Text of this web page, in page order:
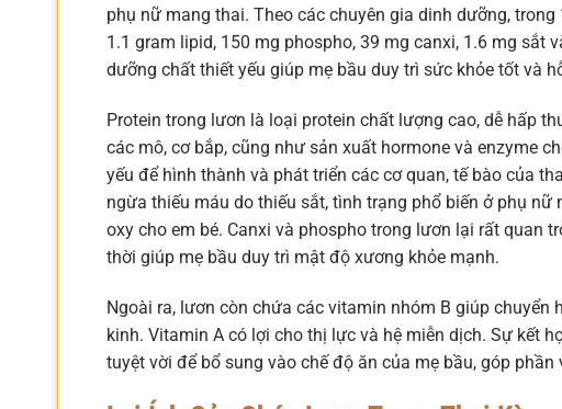
phụ nữ mang thai. Theo các chuyên gia dinh dưỡng,
1.1 gram lipid, 150 mg phospho, 39 mg canxi, 1.6 mg sắt
dưỡng chất thiết yếu giúp mẹ bầu duy trì sức khỏe tốt và
Protein trong lươn là loại protein chất lượng cao, dễ hấp
các mô, cơ bắp, cũng như sản xuất hormone và enzyme
yếu để hình thành và phát triển các cơ quan, tế bào của
ngừa thiếu máu do thiếu sắt, tình trạng phổ biến ở phụ
oxy cho em bé. Canxi và phospho trong lươn lại rất quan
thời giúp mẹ bầu duy trì mật độ xương khỏe mạnh.
Ngoài ra, lươn còn chứa các vitamin nhóm B giúp
kinh. Vitamin A có lợi cho thị lực và hệ miễn dịch. Sự kết
tuyệt vời để bổ sung vào chế độ ăn của mẹ bầu, góp